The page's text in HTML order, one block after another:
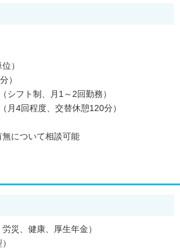
）
）
シフト制、月1～2回勤務）
月4回程度、交替休憩120分）
について相談可能
災、健康、厚生年金）